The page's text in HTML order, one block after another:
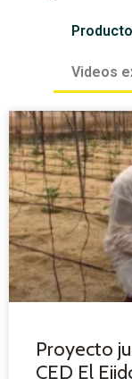
Videos
Proyecto
CED El